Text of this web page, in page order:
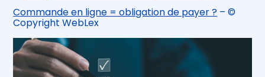
Commande en ligne = obligation de payer ? – ©
Copyright WebLex